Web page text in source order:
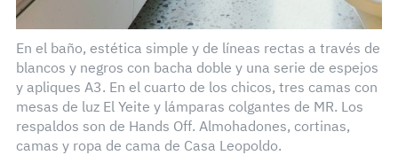
En el baño, estética simple y de líneas rectas a través de
blancos y negros con bacha doble y una serie de espejos
y apliques A3. En el cuarto de los chicos, tres camas con
mesas de luz El Yeite y lámparas colgantes de MR. Los
respaldos son de Hands Off. Almohadones, cortinas,
camas y ropa de cama de Casa Leopoldo.